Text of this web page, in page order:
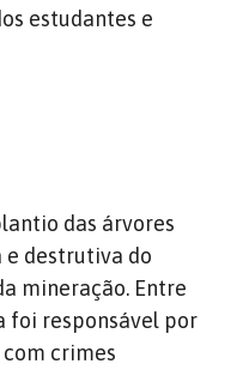
estudantes e
das árvores
e destrutiva do
mineração. Entre
foi responsável por
crimes